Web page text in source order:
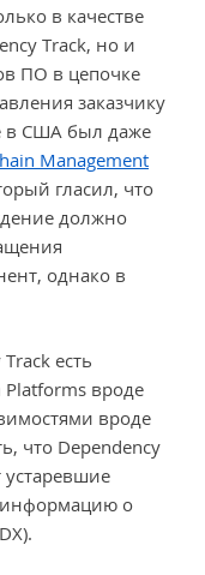
в качестве
Track, но и
ПО в цепочке
заказчику
в США был даже
Management
гласил, что
должно
однако в
есть
Platforms вроде
вроде
что Dependency
устаревшие
информацию о